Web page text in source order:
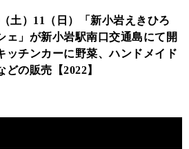
土）11（日）「新小岩えきひろ
ェ」が新小岩駅南口交通島にて開
ッチンカーに野菜、ハンドメイド
どの販売【2022】